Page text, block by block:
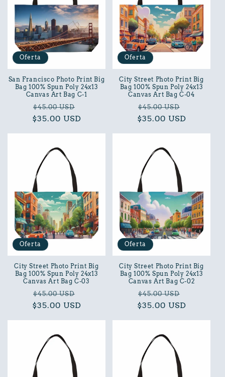
Oferta
San Francisco Photo Print Big
Bag 100% Spun Poly 24x13
Canvas Art Bag C-1
Precio
habitual
$45.00 USD
de
$35.00 USD
Oferta
City Street Photo Print Big
Bag 100% Spun Poly 24x13
Canvas Art Bag C-04
Precio
habitual
$45.00 USD
de
$35.00 USD
Oferta
City Street Photo Print Big
Bag 100% Spun Poly 24x13
Canvas Art Bag C-03
Precio
habitual
$45.00 USD
de
$35.00 USD
Oferta
City Street Photo Print Big
Bag 100% Spun Poly 24x13
Canvas Art Bag C-02
Precio
habitual
$45.00 USD
de
$35.00 USD